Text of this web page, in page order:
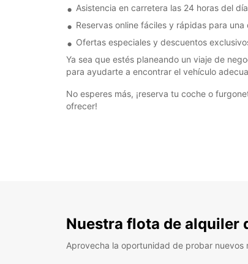
Asistencia en carretera las 24 horas del
Reservas online fáciles y rápidas para
Ofertas especiales y descuentos
Ya sea que estés planeando un viaje de
para ayudarte a encontrar el vehículo
No esperes más, ¡reserva tu coche o
ofrecer!
Nuestra flota de alquiler
Aprovecha la oportunidad de probar nuevos